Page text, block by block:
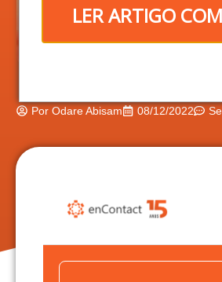
LER ARTIGO
Por Odare Abisam 08/12/2022